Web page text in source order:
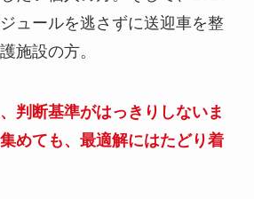
ュールを逃さずに送迎車を整
施設の方。
判断基準がはっきりしないま
めても、最適解にはたどり着